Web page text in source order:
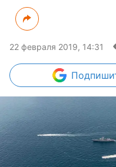
22 февраля 2019, 14:31